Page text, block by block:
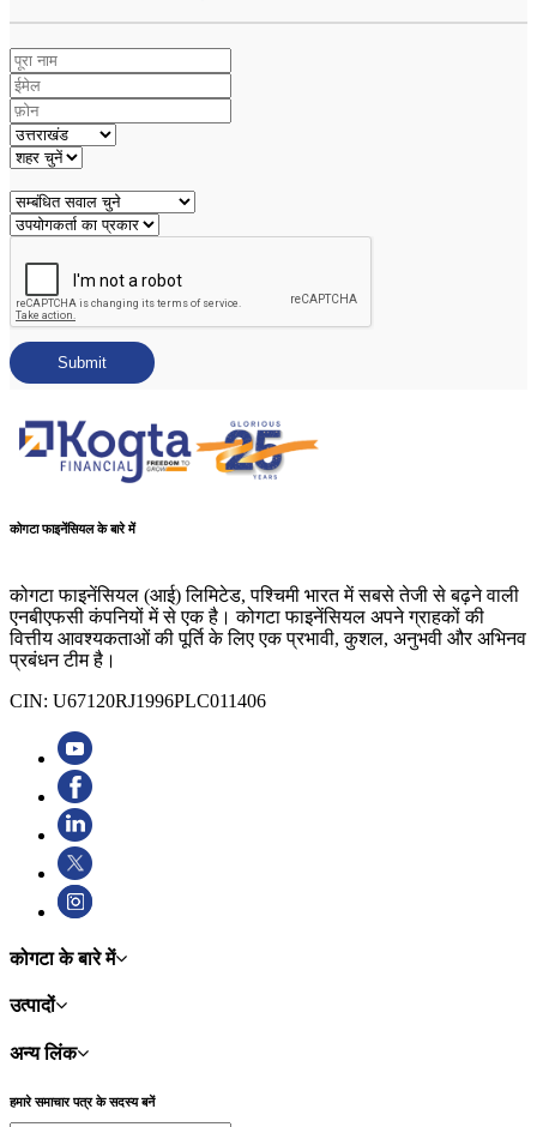
Submit
कोगटा फाइनेंसियल के बारे में
कोगटा फाइनेंसियल (आई) लिमिटेड, पश्चिमी भारत में सबसे तेजी से बढ़ने वाली
एनबीएफसी कंपनियों में से एक है। कोगटा फाइनेंसियल अपने ग्राहकों की
वित्तीय आवश्यकताओं की पूर्ति के लिए एक प्रभावी, कुशल, अनुभवी और अभिनव
प्रबंधन टीम है।
CIN: U67120RJ1996PLC011406
कोगटा के बारे में
उत्पादों
अन्य लिंक
हमारे समाचार पत्र के सदस्य बनें